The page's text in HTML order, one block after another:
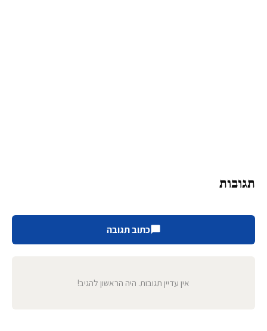
תגובות
כתוב תגובה
אין עדיין תגובות. היה הראשון להגיב!